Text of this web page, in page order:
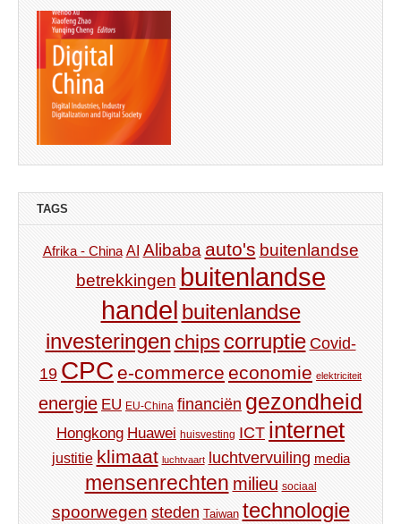
TAGS
Afrika - China AI Alibaba auto's buitenlandse
betrekkingen buitenlandse
handel buitenlandse
investeringen chips corruptie Covid-
19 CPC e-commerce economie elektriciteit
energie EU EU-China financiën gezondheid
Hongkong Huawei huisvesting ICT internet
justitie klimaat luchtvaart luchtvervuiling media
mensenrechten milieu sociaal
spoorwegen steden Taiwan technologie